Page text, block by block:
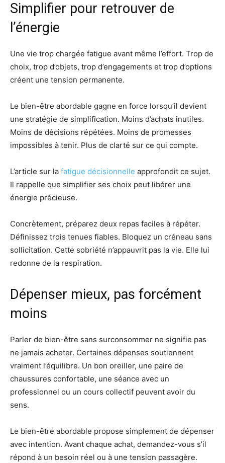
Simplifier pour retrouver de
l’énergie
Une vie trop chargée fatigue avant même l’effort. Trop de
choix, trop d’objets, trop d’engagements et trop d’options
créent une tension permanente.
Le bien-être abordable gagne en force lorsqu’il devient
une stratégie de simplification. Moins d’achats inutiles.
Moins de décisions répétées. Moins de promesses
impossibles à tenir. Plus de clarté sur ce qui compte.
L’article sur la fatigue décisionnelle approfondit ce sujet.
Il rappelle que simplifier ses choix peut libérer une
énergie précieuse.
Concrètement, préparez deux repas faciles à répéter.
Définissez trois tenues fiables. Bloquez un créneau sans
sollicitation. Cette sobriété n’appauvrit pas la vie. Elle lui
redonne de la respiration.
Dépenser mieux, pas forcément
moins
Parler de bien-être sans surconsommer ne signifie pas
ne jamais acheter. Certaines dépenses soutiennent
vraiment l’équilibre. Un bon oreiller, une paire de
chaussures confortable, une séance avec un
professionnel ou un cours collectif peuvent avoir du
sens.
Le bien-être abordable propose simplement de dépenser
avec intention. Avant chaque achat, demandez-vous s’il
répond à un besoin réel ou à une tension passagère.